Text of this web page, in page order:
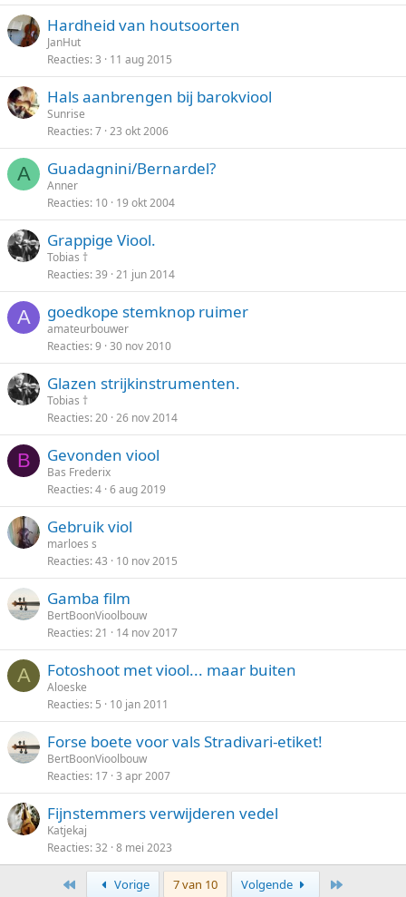
Hardheid van houtsoorten
JanHut
Reacties 3 11 aug 2015
Hals aanbrengen bij barokviool
Sunrise
Reacties 7 23 okt 2006
A Guadagnini/Bernardel?
Anner
Reacties 10 19 okt 2004
Grappige Viool.
Tobias †
Reacties 39 21 jun 2014
A goedkope stemknop ruimer
amateurbouwer
Reacties 9 30 nov 2010
Glazen strijkinstrumenten.
Tobias †
Reacties 20 26 nov 2014
B Gevonden viool
Bas Frederix
Reacties 4 6 aug 2019
Gebruik viol
marloes s
Reacties 43 10 nov 2015
Gamba film
BertBoonVioolbouw
Reacties 21 14 nov 2017
A Fotoshoot met viool... maar buiten
Aloeske
Reacties 5 10 jan 2011
Forse boete voor vals Stradivari-etiket!
BertBoonVioolbouw
Reacties 17 3 apr 2007
Fijnstemmers verwijderen vedel
Katjekaj
Reacties 32 8 mei 2023
Eerste Vorige 7 van 10 Volgende